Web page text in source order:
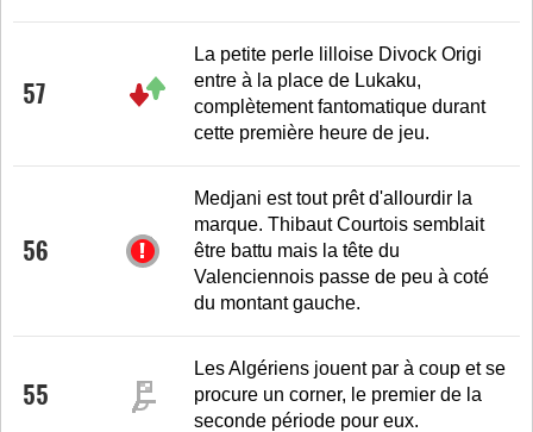
57
La petite perle lilloise Divock Origi
entre à la place de Lukaku,
complètement fantomatique durant
cette première heure de jeu.
56
Medjani est tout prêt d'allourdir la
marque. Thibaut Courtois semblait
être battu mais la tête du
Valenciennois passe de peu à coté
du montant gauche.
55
Les Algériens jouent par à coup et se
procure un corner, le premier de la
seconde période pour eux.